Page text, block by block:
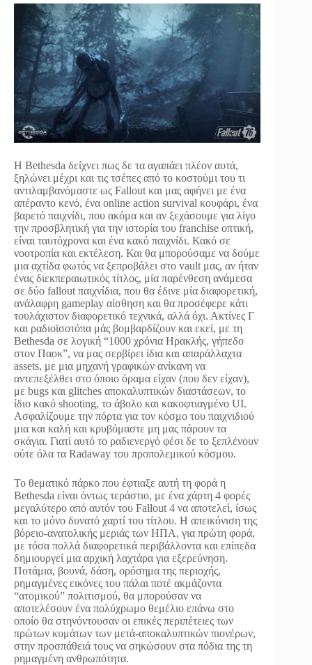
H Bethesda δείχνει πως δε τα αγαπάει πλέον αυτά,
ξηλώνει μέχρι και τις τσέπες από το κοστούμι του τι
αντιλαμβανόμαστε ως Fallout και μας αφήνει με ένα
απέραντο κενό, ένα online action survival κουφάρι, ένα
βαρετό παιχνίδι, που ακόμα και αν ξεχάσουμε για λίγο
την προσβλητική για την ιστορία του franchise οπτική,
είναι ταυτόχρονα και ένα κακό παιχνίδι. Κακό σε
νοοτροπία και εκτέλεση. Και θα μπορούσαμε να δούμε
μια αχτίδα φωτός να ξεπροβάλει στο vault μας, αν ήταν
ένας διεκπεραιωτικός τίτλος, μία παρένθεση ανάμεσα
σε δύο fallout παιχνίδια, που θα έδινε μία διαφορετική,
ανάλαφρη gameplay αίσθηση και θα προσέφερε κάτι
τουλάχιστον διαφορετικό τεχνικά, αλλά όχι. Ακτίνες Γ
και ραδιοϊσοτόπα μάς βομβαρδίζουν και εκεί, με τη
Bethesda σε λογική “1000 χρόνια Ηρακλής, γήπεδο
στον Παοκ”, να μας σερβίρει ίδια και απαράλλαχτα
assets, με μια μηχανή γραφικών ανίκανη να
αντεπεξέλθει στο όποιο όραμα είχαν (που δεν είχαν),
με bugs και glitches αποκαλυπτικών διαστάσεων, το
ίδιο κακό shooting, το άβολο και κακοφτιαγμένο UI.
Ασφαλίζουμε την πόρτα για τον κόσμο του παιχνιδιού
μια και καλή και κρυβόμαστε μη μας πάρουν τα
σκάγια. Γιατί αυτό το ραδιενεργό φέσι δε το ξεπλένουν
ούτε όλα τα Radaway του προπολεμικού κόσμου.
Το θeματικό πάρκο που έφτιαξε αυτή τη φορά η
Bethesda είναι όντως τεράστιο, με ένα χάρτη 4 φορές
μεγαλύτερο από αυτόν του Fallout 4 να αποτελεί, ίσως
και το μόνο δυνατό χαρτί του τίτλου. Η απεικόνιση της
βόρειο-ανατολικής μεριάς των HΠΑ, για πρώτη φορά,
με τόσα πολλά διαφορετικά περιβάλλοντα και επίπεδα
δημιουργεί μια αρχική λαχτάρα για εξερεύνηση.
Ποτάμια, βουνά, δάση, ορόσημα της περιοχής,
ρημαγμένες εικόνες του πάλαι ποτέ ακμάζοντα
“ατομικού” πολιτισμού, θα μπορούσαν να
αποτελέσουν ένα πολύχρωμο θεμέλιο επάνω στο
οποίο θα στηνόντουσαν οι επικές περιπέτειες των
πρώτων κυμάτων των μετά-αποκαλυπτικών πιονέρων,
στην προσπάθειά τους να σηκώσουν στα πόδια της τη
ρημαγμένη ανθρωπότητα.